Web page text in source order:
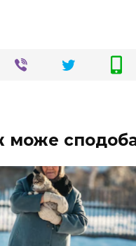
може